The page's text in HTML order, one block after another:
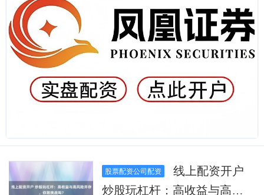
股票配资公司配资
线上配资开户
炒股玩杠杆：高收益与高风